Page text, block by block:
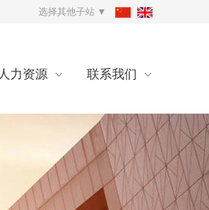
选择其他子站 ▼
人力资源 联系我们